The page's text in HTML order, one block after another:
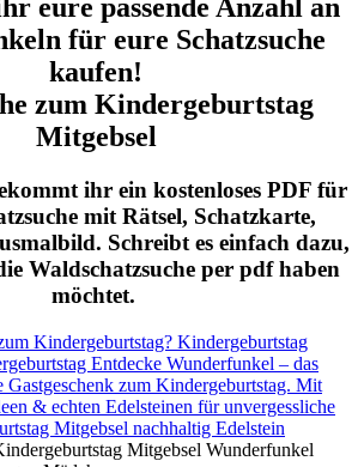
eure passende Anzahl an
für eure Schatzsuche
kaufen!
zum Kindergeburtstag
Mitgebsel
ihr ein kostenloses PDF für
mit Rätsel, Schatzkarte,
Schreibt es einfach dazu,
Waldschatzsuche per pdf haben
möchtet.